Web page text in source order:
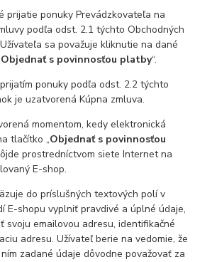
ponuky Prevádzkovateľa na
podľa odst. 2.1 týchto Obchodných
sa považuje kliknutie na dané
Objednať s povinnosťou platby“.
ponuky podľa odst. 2.2 týchto
je uzatvorená Kúpna zmluva.
momentom, kedy elektronická
tlačítko „Objednať s povinnosťou
prostredníctvom siete Internet na
E-shop.
do príslušných textových polí v
E-shopu vyplniť pravdivé a úplné údaje,
svoju emailovou adresu, identifikačné
adresu. Užívateľ berie na vedomie, že
zadané údaje dôvodne považovať za